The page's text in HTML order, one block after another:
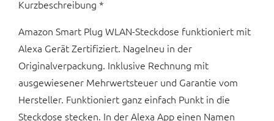
Kurzbeschreibung *
Amazon Smart Plug WLAN-Steckdose funktioniert mit
Alexa Gerät Zertifiziert. Nagelneu in der
Originalverpackung. Inklusive Rechnung mit
ausgewiesener Mehrwertsteuer und Garantie vom
Hersteller. Funktioniert ganz einfach Punkt in die
Steckdose stecken. In der Alexa App einen Namen